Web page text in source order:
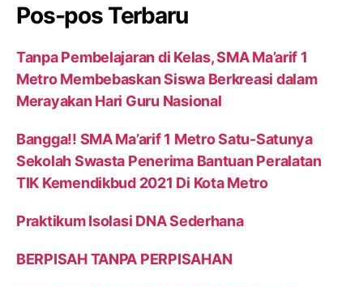
Pos-pos Terbaru
Tanpa Pembelajaran di Kelas, SMA Ma’arif 1
Metro Membebaskan Siswa Berkreasi dalam
Merayakan Hari Guru Nasional
Bangga!! SMA Ma’arif 1 Metro Satu-Satunya
Sekolah Swasta Penerima Bantuan Peralatan
TIK Kemendikbud 2021 Di Kota Metro
Praktikum Isolasi DNA Sederhana
BERPISAH TANPA PERPISAHAN